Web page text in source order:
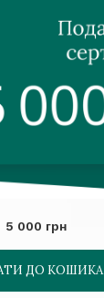
5 000 грн
ДО КОШИКА